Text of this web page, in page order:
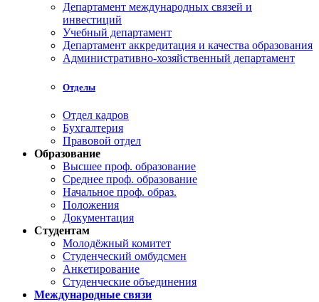
Департамент международных связей и
инвестиций
Учебный департамент
Департамент аккредитация и качества образования
Административно-хозяйственный департамент
Отделы
Отдел кадров
Бухгалтерия
Правовой отдел
Образование
Высшее проф. образование
Среднее проф. образование
Начальное проф. образ.
Положения
Документация
Студентам
Молодёжный комитет
Студенческий омбудсмен
Анкетирование
Студенческие объединения
Международные связи